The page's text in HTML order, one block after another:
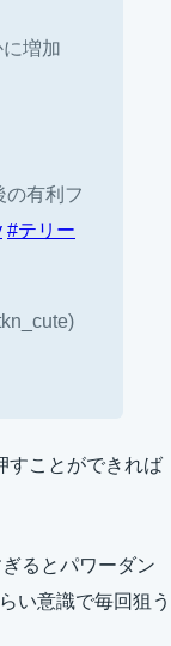
増加
の有利フ
#テリー
ことができれば
るとパワーダン
い意識で毎回狙う